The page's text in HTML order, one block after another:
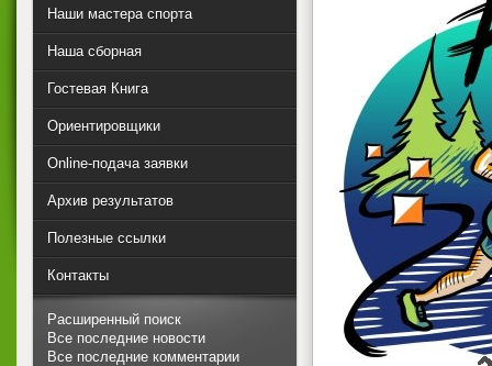
Наши мастера спорта
Наша сборная
Гостевая Книга
Ориентировщики
Online-подача заявки
Архив результатов
Полезные ссылки
Контакты
Расширенный поиск
Все последние новости
Все последние комментарии